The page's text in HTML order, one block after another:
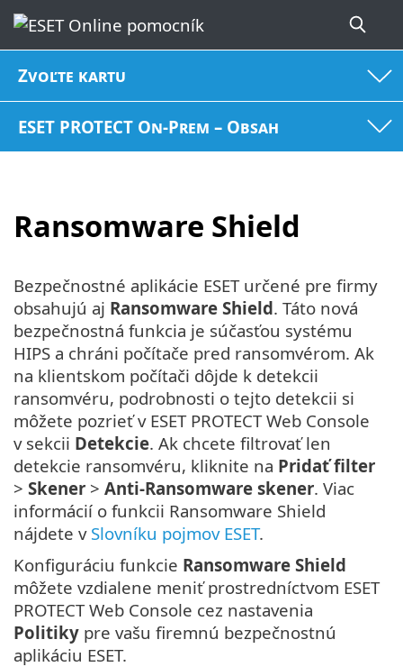
Zvoľte kartu
ESET PROTECT On-Prem – Obsah
Ransomware Shield
Bezpečnostné aplikácie ESET určené pre firmy
obsahujú aj Ransomware Shield. Táto nová
bezpečnostná funkcia je súčasťou systému
HIPS a chráni počítače pred ransomvérom. Ak
na klientskom počítači dôjde k detekcii
ransomvéru, podrobnosti o tejto detekcii si
môžete pozrieť v ESET PROTECT Web Console
v sekcii Detekcie. Ak chcete filtrovať len
detekcie ransomvéru, kliknite na Pridať filter
> Skener > Anti-Ransomware skener. Viac
informácií o funkcii Ransomware Shield
nájdete v Slovníku pojmov ESET.
Konfiguráciu funkcie Ransomware Shield
môžete vzdialene meniť prostredníctvom ESET
PROTECT Web Console cez nastavenia
Politiky pre vašu firemnú bezpečnostnú
aplikáciu ESET.